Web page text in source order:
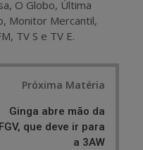
O Globo, Última
Monitor Mercantil,
TV S e TV E.
Próxima Matéria
Ginga abre mão da
FGV, que deve ir para
a 3AW